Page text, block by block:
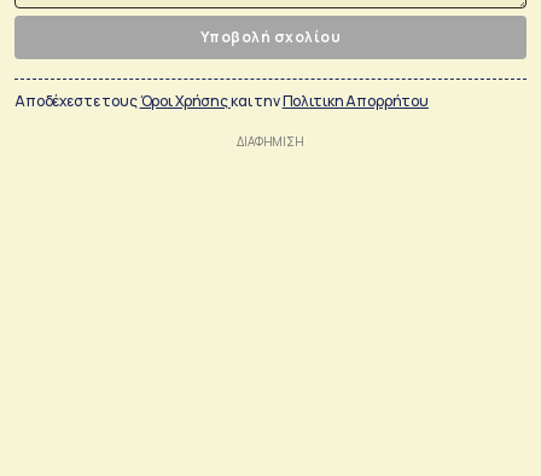
Υποβολή σχολίου
Αποδέχεστε τουςΌροι Χρήσηςκαι τηνΠολιτικη Απορρήτου